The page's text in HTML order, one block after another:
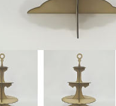
Click to enlarge